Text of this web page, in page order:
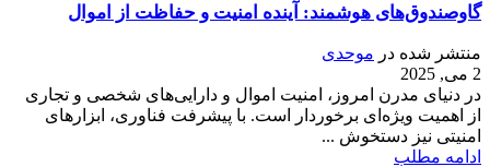
گاوصندوق‌های هوشمند: آینده امنیت و حفاظت از اموال
منتشر شده در موحدی
2 می, 2025
در دنیای مدرن امروز، امنیت اموال و دارایی‌های شخصی و تجاری
از اهمیت ویژه‌ای برخوردار است. با پیشرفت فناوری، ابزارهای
امنیتی نیز دستخوش ...
ادامه مطلب